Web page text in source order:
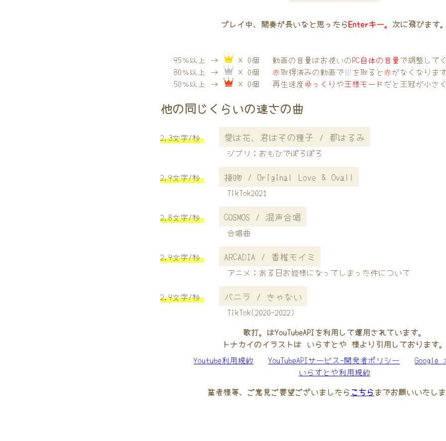
プレイ中、間奏が長いなと思ったらEnterキー。 次に飛びます
95％以上 →
× 0個
80％以上 →
× 0個
50％以上 →
× 0個
動画の音量はお使いのPC自体の音量で調整して
赤取得済みの動画で銀を取ると赤がなくなりま
再生速度ゆっくりや王様モード だと王冠が小さ
他の同じくらいの速さの曲
2.3文字/秒 愛は花、君はその種子 / 都はるみ
ジブリ：おもひでぽろぽろ
2.9文字/秒 接吻 / Original Love & Ovall
TikTok2021
2.8文字/秒 COSMOS / 混声合唱
合唱曲
2.9文字/秒 ARCADIA / 香椎モイミ
アニメ：ある日お姫様になってしまった件について
2.9文字/秒 バニラ / きゃない
TikTok(2020-2022)
歌打。はYouTubeAPIを利用して運用されています。
トナカイのイラストは いらすとや 様より引用しております
Youtube利用規約
YouTubeAPIサービス-開発者ポリシー
Google
いらすとや利用規約
業者様等、ご意見ご要望ございましたら こちらまでお願いいたし